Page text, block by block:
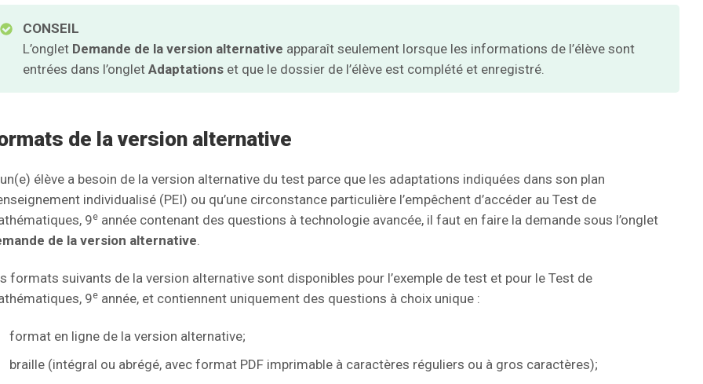
CONSEIL
L’onglet Demande de la version alternative apparaît seulement lorsque les informations de l’élève sont
entrées dans l’onglet Adaptationset que le dossier de l’élève est complété et enregistré.
de la version alternative
élève a besoin de la version alternative du test parce que les adaptations indiquées dans son plan
individualisé (PEI) ou qu’une circonstance particulière l’empêchent d’accéder au Test de
9e année contenant des questions à technologie avancée, il faut en faire la demande sous l’onglet
de la version alternative.
formats suivants de la version alternative sont disponibles pour l’exemple de test et pour le Test de
9e année, et contiennent uniquement des questions à choix unique :
format en ligne de la version alternative;
braille (intégral ou abrégé, avec format PDF imprimable à caractères réguliers ou à gros caractères);